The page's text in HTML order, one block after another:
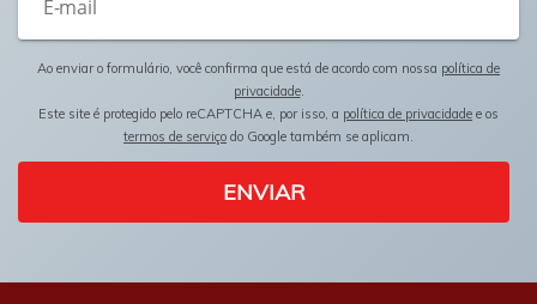
Ao enviar o formulário, você confirma que está de acordo com nossa política de
privacidade.
Este site é protegido pelo reCAPTCHA e, por isso, a política de privacidade e os
termos de serviço do Google também se aplicam.
ENVIAR